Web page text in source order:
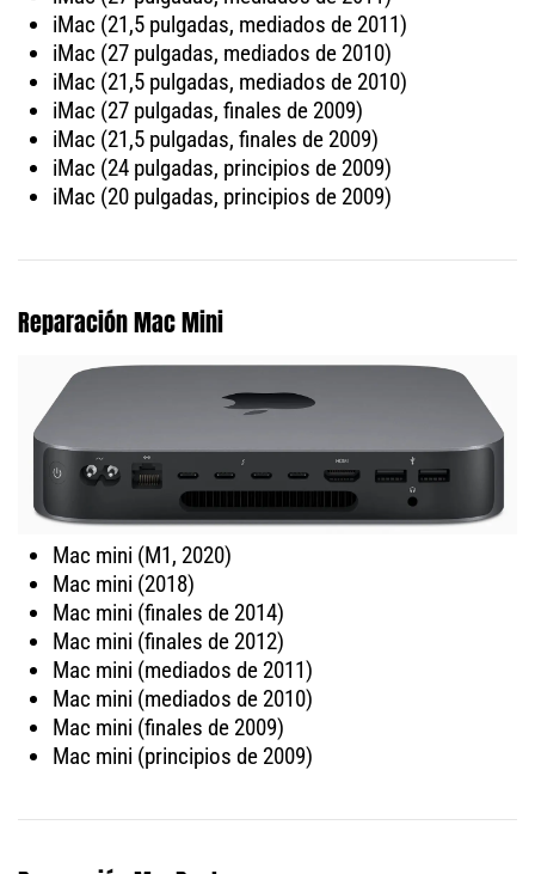
iMac (21,5 pulgadas, mediados de 2011)
iMac (27 pulgadas, mediados de 2010)
iMac (21,5 pulgadas, mediados de 2010)
iMac (27 pulgadas, finales de 2009)
iMac (21,5 pulgadas, finales de 2009)
iMac (24 pulgadas, principios de 2009)
iMac (20 pulgadas, principios de 2009)
Reparación Mac Mini
Mac mini (M1, 2020)
Mac mini (2018)
Mac mini (finales de 2014)
Mac mini (finales de 2012)
Mac mini (mediados de 2011)
Mac mini (mediados de 2010)
Mac mini (finales de 2009)
Mac mini (principios de 2009)